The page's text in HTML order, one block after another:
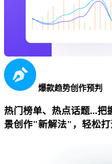
爆款趋势创作预判
热门榜单、热点话题...把
景创作"新解法"，轻松打